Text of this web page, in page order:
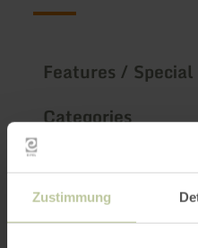
Zustimmung
Features /
Categories